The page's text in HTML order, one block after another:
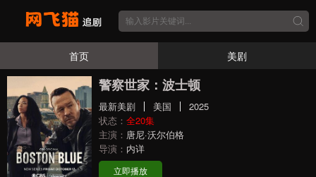
首页 美剧
警察世家：波士顿
最新美剧 美国
2025
状态： 全20集
主演： 唐尼·沃尔伯格
导演： 内详
立即播放